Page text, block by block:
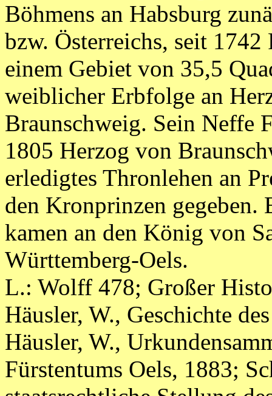
Böhmens an Habsburg
bzw. Österreichs, seit
einem Gebiet von 35,5
weiblicher Erbfolge an
Braunschweig. Sein Neffe
1805 Herzog von
erledigtes Thronlehen an
den Kronprinzen gegeben.
kamen an den König von
Württemberg-Oels.
L.: Wolff 478; Großer
Häusler, W., Geschichte
Häusler, W.,
Fürstentums Oels, 1883;